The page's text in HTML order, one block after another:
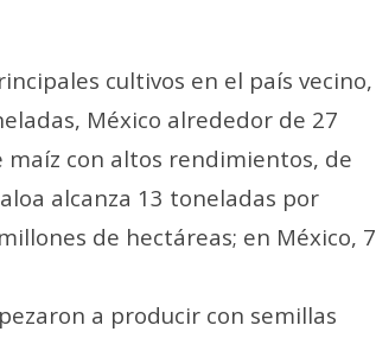
cultivos en el país vecino,
México alrededor de 27
con altos rendimientos, de
alcanza 13 toneladas por
de hectáreas; en México, 7
a producir con semillas